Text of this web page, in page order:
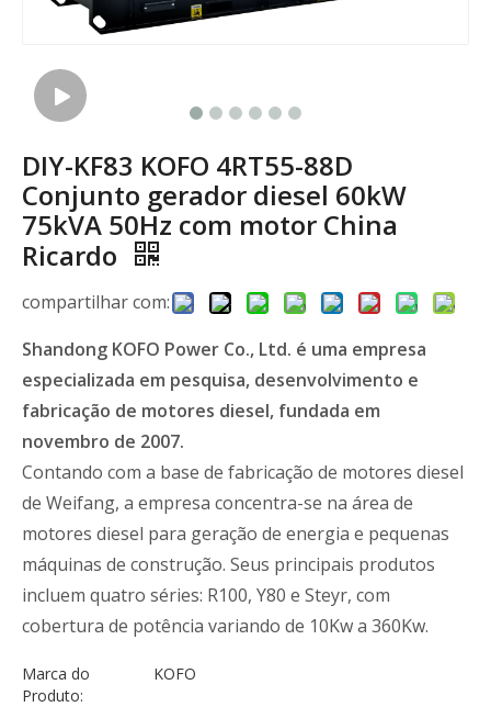
DIY-KF83 ​​KOFO 4RT55-88D
Conjunto gerador diesel 60kW
75kVA 50Hz com motor China
Ricardo
compartilhar com:
Shandong KOFO Power Co., Ltd. é uma empresa
especializada em pesquisa, desenvolvimento e
fabricação de motores diesel, fundada em
novembro de 2007.
Contando com a base de fabricação de motores diesel
de Weifang, a empresa concentra-se na área de
motores diesel para geração de energia e pequenas
máquinas de construção. Seus principais produtos
incluem quatro séries: R100, Y80 e Steyr, com
cobertura de potência variando de 10Kw a 360Kw.
Marca do
Produto:
KOFO